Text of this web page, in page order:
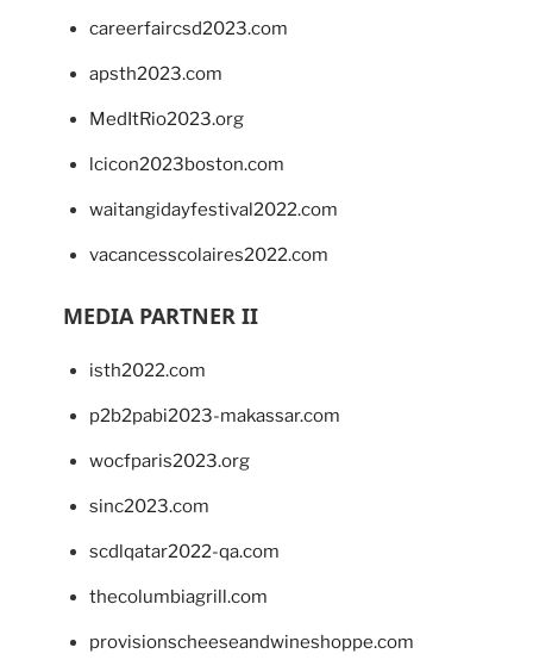
careerfaircsd2023.com
apsth2023.com
MedItRio2023.org
lcicon2023boston.com
waitangidayfestival2022.com
vacancesscolaires2022.com
MEDIA PARTNER II
isth2022.com
p2b2pabi2023-makassar.com
wocfparis2023.org
sinc2023.com
scdlqatar2022-qa.com
thecolumbiagrill.com
provisionscheeseandwineshoppe.com